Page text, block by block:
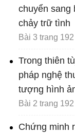
chuyển sang
chảy trữ tình
Bài 3 trang
Trong thiên
pháp nghệ
tượng hình
Bài 2 trang
Chứng minh